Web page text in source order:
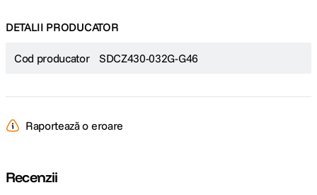
DETALII PRODUCATOR
Cod producator SDCZ430-032G-G46
Raportează o eroare
Recenzii